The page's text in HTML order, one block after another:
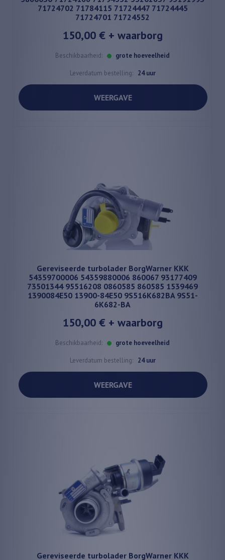
71724702 71784115 71724447 71724445
71724701 71724552
150,00 €+ waarborg
Beschikbaarheid: grote hoeveelheid
Leverdatum bestelling: 24 uur
WEERGAVE
Gereviseerde turbolader BorgWarner KKK
54359700006 54359880006 860067 93177409
73501344 95516208 0860585 860585 1539469
1390084E50 13900-84E50 9S516K682BA 9S51-
6K682-BA
150,00 €+ waarborg
Beschikbaarheid: grote hoeveelheid
Leverdatum bestelling: 24 uur
WEERGAVE
Gereviseerde turbolader BorgWarner KKK